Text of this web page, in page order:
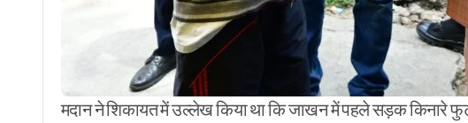
मदान ने शिकायत में उल्लेख किया था कि जाखन में पहले सड़क किनारे